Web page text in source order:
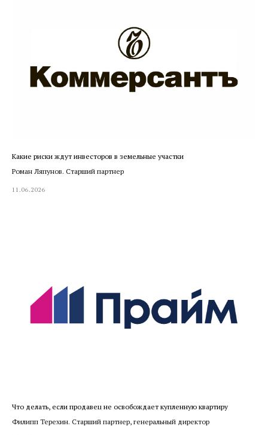
Какие риски ждут инвесторов в земельные участки
Роман Ляпунов. Старший партнер
11.06.2026
Что делать, если продавец не освобождает купленную квартиру
Филипп Терехин. Старший партнер, генеральный директор